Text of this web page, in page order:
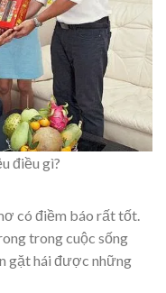
điều gì?
có điềm báo rất tốt.
trong cuộc sống
gặt hái được những